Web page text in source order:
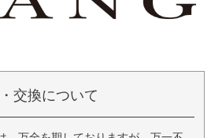
交換について